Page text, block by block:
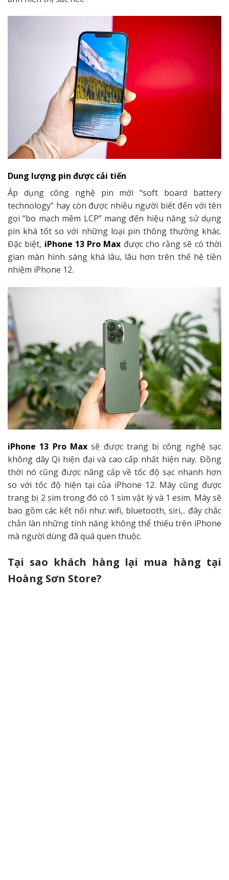
Dung lượng pin được cải tiến
Áp dụng công nghệ pin mới “soft board battery
technology” hay còn được nhiều người biết đến với tên
gọi “bo mạch mềm LCP” mang đến hiệu năng sử dụng
pin khá tốt so với những loại pin thông thường khác.
Đặc biệt, iPhone 13 Pro Max được cho rằng sẽ có thời
gian màn hình sáng khá lâu, lâu hơn trên thế hệ tiền
nhiệm iPhone 12.
iPhone 13 Pro Maxsẽ được trang bị công nghệ sạc
không dây Qi hiện đại và cao cấp nhất hiện nay. Đồng
thời nó cũng được nâng cấp về tốc độ sạc nhanh hơn
so với tốc độ hiện tại của iPhone 12. Máy cũng được
trang bị 2 sim trong đó có 1 sim vật lý và 1 esim. Máy sẽ
bao gồm các kết nối như: wifi, bluetooth, siri,.. đây chắc
chắn làn những tính năng không thể thiếu trên iPhone
mà người dùng đã quá quen thuộc.
Tại sao khách hàng lại mua hàng tại
Hoàng Sơn Store?